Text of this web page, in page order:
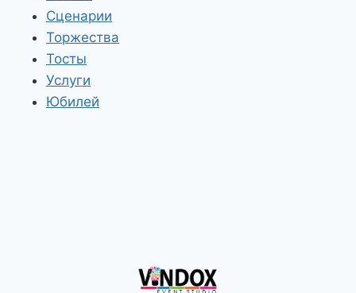
Сценарии
Торжества
Тосты
Услуги
Юбилей